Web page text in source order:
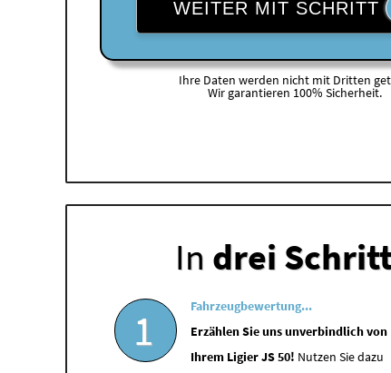
WEITER MIT SCHRITT
Ihre Daten werden nicht mit Dritten
Wir garantieren 100% Sicherheit.
In drei
1
Fahrzeugbewertung...
Erzählen Sie uns unverbindlich von
Ihrem Ligier JS 50! Nutzen Sie dazu